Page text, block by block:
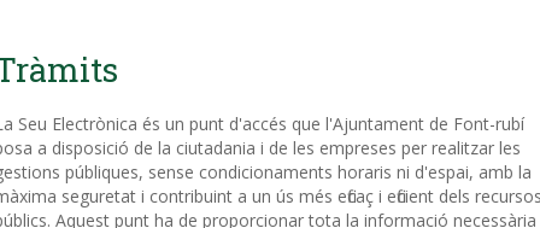
Seu Electrònica és un punt d'accés que l'Ajuntament de Font-rubí
a disposició de la ciutadania i de les empreses per realitzar les
públiques, sense condicionaments horaris ni d'espai, amb la
seguretat i contribuint a un ús més eficaç i eficient dels
Aquest punt ha de proporcionar tota la informació necessària